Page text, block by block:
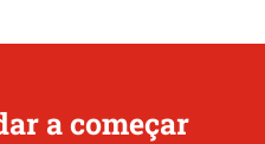
a começar